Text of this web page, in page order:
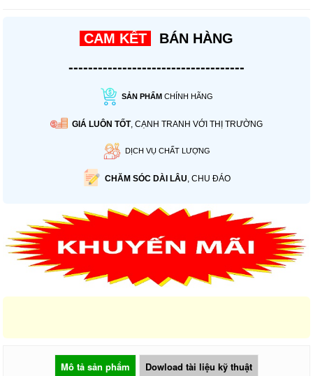
CAM KẾT
BÁN HÀNG
------------------------------------
SẢN PHẨM CHÍNH HÃNG
GIÁ LUÔN TỐT, CẠNH TRANH VỚI THỊ TRƯỜNG
DỊCH VỤ CHẤT LƯỢNG
CHĂM SÓC DÀI LÂU, CHU ĐÁO
Mô tả sản phẩm Dowload tài liệu kỹ thuật